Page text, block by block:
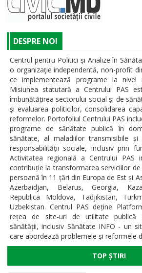
DESPRE NOI
Centrul pentru Politici și Analize în
o organizaţie independentă, non-profit
ce implementează programe la nivel
Misiunea statutară a Centrului PAS
îmbunătățirea sectorului social și de
şi evaluarea politicilor, consolidarea
reformelor. Portofoliul Centrului PAS
programe de sănătate publică în
sănătate, al maladiilor transmisibile și
responsabilității sociale, inclusiv prin
Activitatea regională a Centrului PAS
contribuție la transformarea serviciilor
persoană în 11 țări din Europa de Est și
Azerbaidjan, Belarus, Georgia,
Republica Moldova, Tadjikistan,
Uzbekistan. Centrul PAS deține
rețea de site-uri de utilitate publică
sănătății, inclusiv Sănătate INFO - un
care abordează problemele și reformele
TOP ȘTIRI